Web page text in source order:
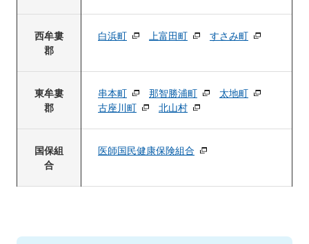
西牟婁
郡
白浜町 上富田町 すさみ町
東牟婁
郡
串本町 那智勝浦町
太地町
古座川町
北山村
国保組
合
医師国民健康保険組合